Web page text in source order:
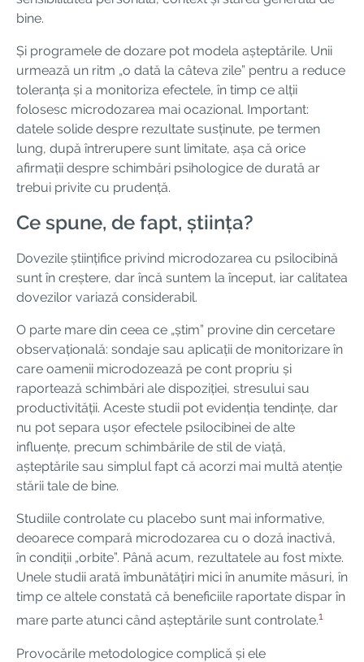
bine.
Și programele de dozare pot modela așteptările. Unii
urmează un ritm „o dată la câteva zile” pentru a reduce
toleranța și a monitoriza efectele, în timp ce alții
folosesc microdozarea mai ocazional. Important:
datele solide despre rezultate susținute, pe termen
lung, după întrerupere sunt limitate, așa că orice
afirmații despre schimbări psihologice de durată ar
trebui privite cu prudență.
Ce spune, de fapt, știința?
Dovezile științifice privind microdozarea cu psilocibină
sunt în creștere, dar încă suntem la început, iar calitatea
dovezilor variază considerabil.
O parte mare din ceea ce „știm” provine din cercetare
observațională: sondaje sau aplicații de monitorizare în
care oamenii microdozează pe cont propriu și
raportează schimbări ale dispoziției, stresului sau
productivității. Aceste studii pot evidenția tendințe, dar
nu pot separa ușor efectele psilocibinei de alte
influențe, precum schimbările de stil de viață,
așteptările sau simplul fapt că acorzi mai multă atenție
stării tale de bine.
Studiile controlate cu placebo sunt mai informative,
deoarece compară microdozarea cu o doză inactivă,
în condiții „orbite”. Până acum, rezultatele au fost mixte.
Unele studii arată îmbunătățiri mici în anumite măsuri, în
timp ce altele constată că beneficiile raportate dispar în
mare parte atunci când așteptările sunt controlate.1
Provocările metodologice complică și ele